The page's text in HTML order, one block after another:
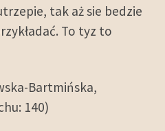
tak aż sie bedzie
To tyz to
Bartmińska,
140)